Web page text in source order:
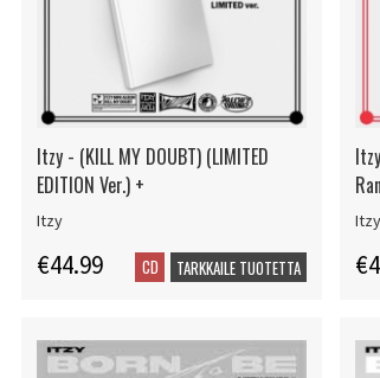
Itzy - (KILL MY DOUBT) (LIMITED
EDITION Ver.) +
Itzy
€44.99 CD TARKKAILE TUOTETTA
Itzy